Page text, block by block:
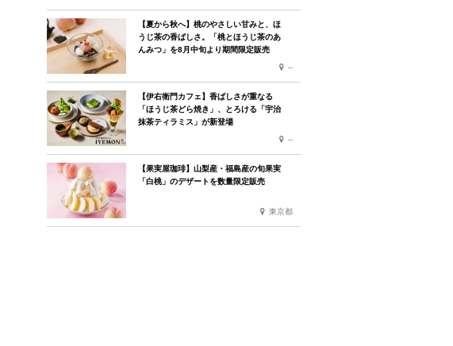
【夏から秋へ】桃のやさしい甘みと、ほ
うじ茶の香ばしさ。「桃とほうじ茶のあ
んみつ」を8月中旬より期間限定販売
--
【伊右衛門カフェ】香ばしさが重なる
「ほうじ茶どら焼き」、とろける「宇治
抹茶ティラミス」が新登場
--
【果実屋珈琲】山梨産・福島産の旬果実
「白桃」のデザートを数量限定販売
東京都